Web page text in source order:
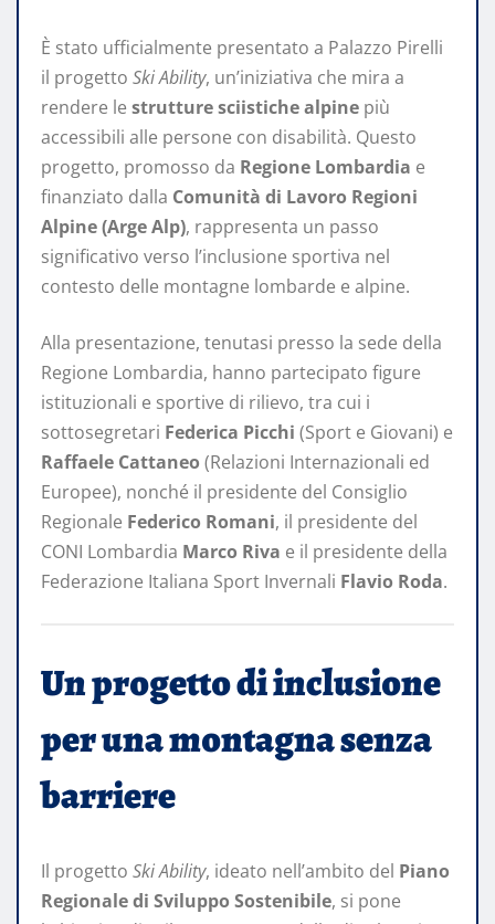
È stato ufficialmente presentato a Palazzo Pirelli
il progetto Ski Ability, un’iniziativa che mira a
rendere le strutture sciistiche alpine più
accessibili alle persone con disabilità. Questo
progetto, promosso da Regione Lombardia e
finanziato dalla Comunità di Lavoro Regioni
Alpine (Arge Alp), rappresenta un passo
significativo verso l’inclusione sportiva nel
contesto delle montagne lombarde e alpine.
Alla presentazione, tenutasi presso la sede della
Regione Lombardia, hanno partecipato figure
istituzionali e sportive di rilievo, tra cui i
sottosegretari Federica Picchi (Sport e Giovani) e
Raffaele Cattaneo (Relazioni Internazionali ed
Europee), nonché il presidente del Consiglio
Regionale Federico Romani, il presidente del
CONI Lombardia Marco Riva e il presidente della
Federazione Italiana Sport Invernali Flavio Roda.
Un progetto di inclusione
per una montagna senza
barriere
Il progetto Ski Ability, ideato nell’ambito del Piano
Regionale di Sviluppo Sostenibile, si pone